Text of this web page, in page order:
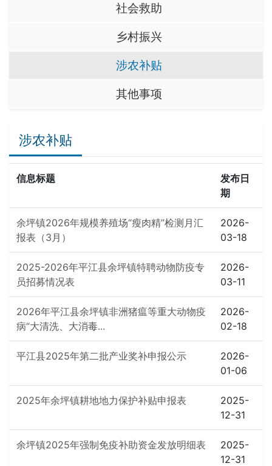
社会救助
乡村振兴
涉农补贴
其他事项
涉农补贴
信息标题
发布日
期
余坪镇2026年规模养殖场“瘦肉精”检测月汇
报表（3月）
2026-
03-18
2025-2026年平江县余坪镇特聘动物防疫专
员招募情况表
2026-
03-11
2026年平江县余坪镇非洲猪瘟等重大动物疫
病“大清洗、大消毒...
2026-
02-18
平江县2025年第二批产业奖补申报公示
2026-
01-06
2025年余坪镇耕地地力保护补贴申报表
2025-
12-31
余坪镇2025年强制免疫补助资金发放明细表
2025-
12-31